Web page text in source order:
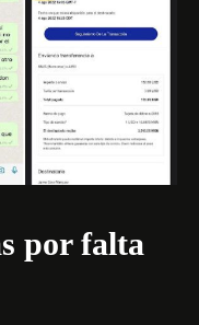
por falta